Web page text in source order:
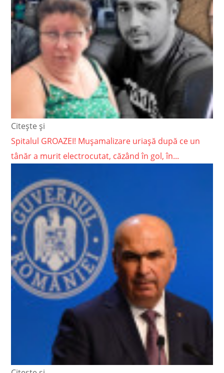
Citește și
Spitalul GROAZEI! Mușamalizare uriașă după ce un
tânăr a murit electrocutat, căzând în gol, în...